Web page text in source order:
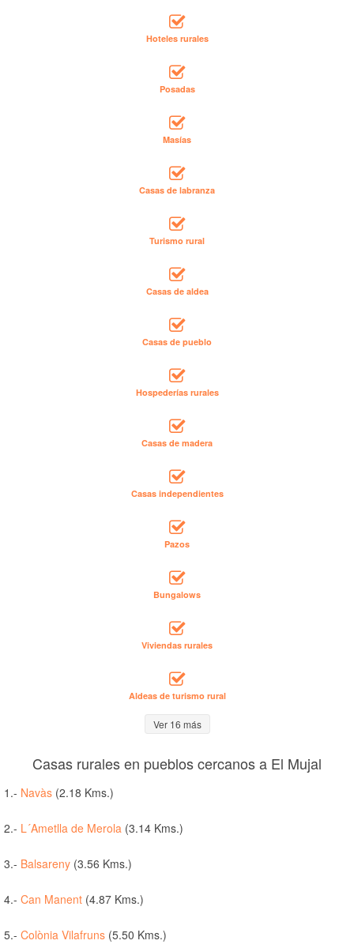
Hoteles rurales
Posadas
Masías
Casas de labranza
Turismo rural
Casas de aldea
Casas de pueblo
Hospederías rurales
Casas de madera
Casas independientes
Pazos
Bungalows
Viviendas rurales
Aldeas de turismo rural
Ver 16 más
Casas rurales en pueblos cercanos a El Mujal
1.- Navàs (2.18 Kms.)
2.- L´Ametlla de Merola (3.14 Kms.)
3.- Balsareny (3.56 Kms.)
4.- Can Manent (4.87 Kms.)
5.- Colònia Vilafruns (5.50 Kms.)